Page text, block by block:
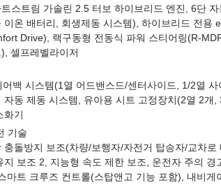
스트림 가솔린 2.5 터보 하이브리드 엔진, 6단
이온 배터리, 회생제동 시스템), 하이브리드 전용
Drive), 랙구동형 전동식 파워 스티어링(R-
셀프레벨라이저
어백 시스템(1열 어드밴스드/센터사이드, 1/2열
자동 제동 시스템, 유아용 시트 고정장치(2열 2개
화기
기술
충돌방지 보조(차량/보행자/자전거 탑승자/교차
지 보조 2, 지능형 속도 제한 보조, 운전자 주의
마트 크루즈 컨트롤(스탑앤고 기능 포함), 내비